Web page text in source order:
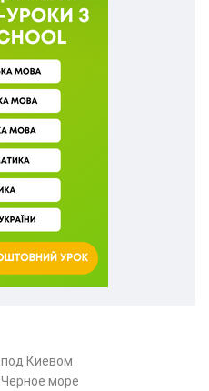
под Киевом
Черное море